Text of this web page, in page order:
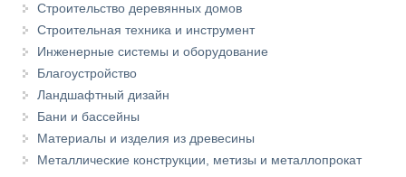
Строительство деревянных домов
Строительная техника и инструмент
Инженерные системы и оборудование
Благоустройство
Ландшафтный дизайн
Бани и бассейны
Материалы и изделия из древесины
Металлические конструкции, метизы и металлопрокат